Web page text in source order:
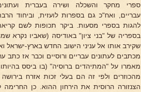
ספרי מחקר והשכלה ושירה בעברית
עבריים, ואח"כ גם בספרות לועזית, וביחוד
להגות בספרי מסעות. ביקר תכופות לשם
בספריה של "בני ציון" באודיסה (שאביו נקרא
שקירב אותו אל עניני הישוב החדש בארץ-
מכתבים לעתונים עבריים ורוסיים וכבר אז
מהכוזרים ולפי זה הם בעלי זכות אזרח
הצנזורה הרוסית את הירחון ההוא. כן